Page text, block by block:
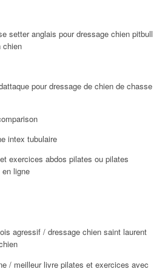
setter anglais pour dressage chien pitbull
chien
pour dressage de chien de chasse
intex tubulaire
exercices abdos pilates ou pilates
ligne
agressif / dressage chien saint laurent
/ meilleur livre pilates et exercices avec